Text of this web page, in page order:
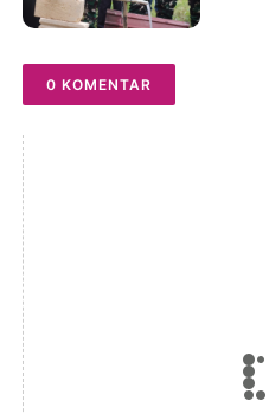
0 KOMENTAR